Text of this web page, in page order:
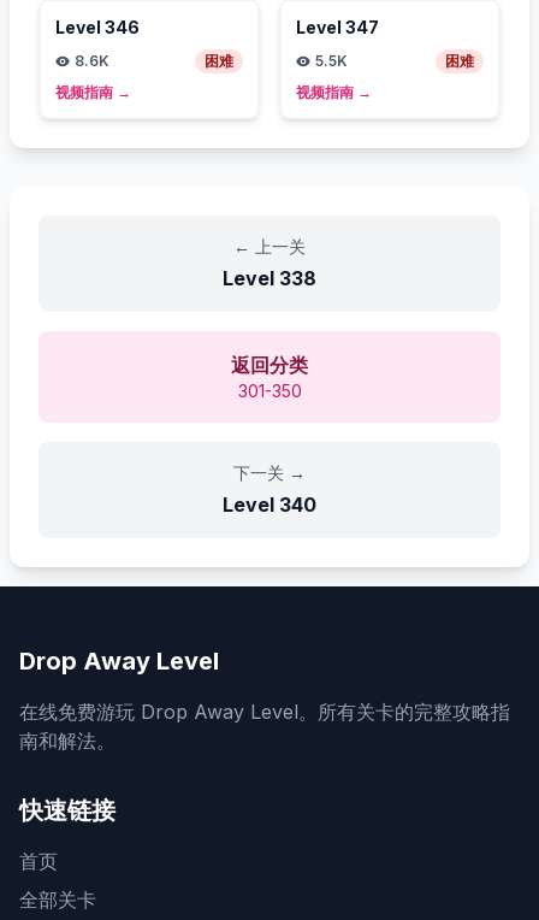
Level 346
8.6K
困难
视频指南 →
Level 347
5.5K
困难
视频指南 →
← 上一关
Level 338
返回分类
301-350
下一关 →
Level 340
Drop Away Level
在线免费游玩 Drop Away Level。所有关卡的完整攻略指
南和解法。
快速链接
首页
全部关卡